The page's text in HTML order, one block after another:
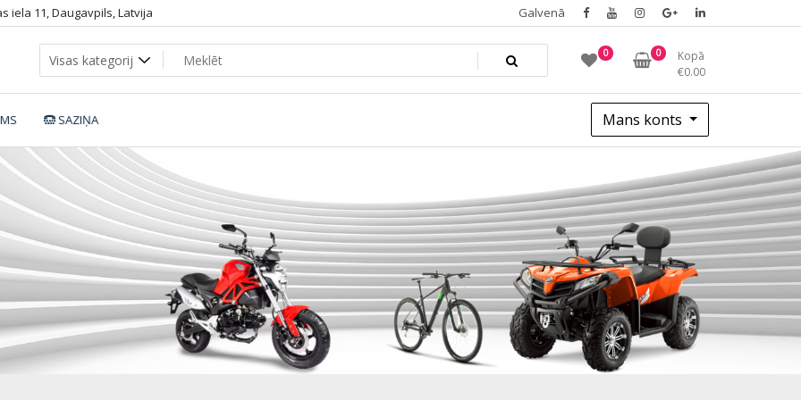
iela 11, Daugavpils, Latvija Galvenā
0 0
Kopā
€0.00
SAZIŅA Mans konts